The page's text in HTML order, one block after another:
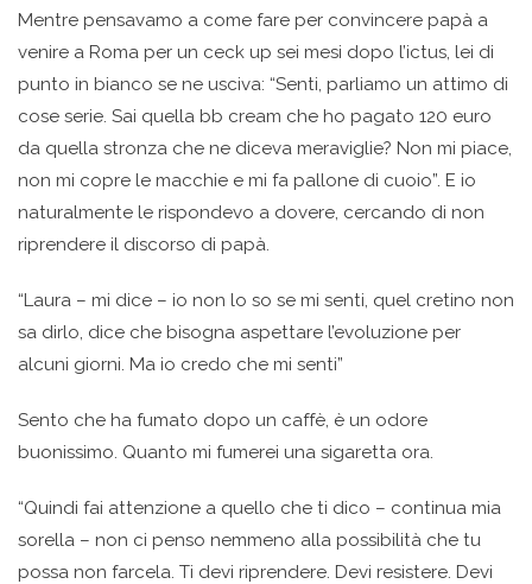
Mentre pensavamo a come fare per convincere papà a
venire a Roma per un ceck up sei mesi dopo l’ictus, lei di
punto in bianco se ne usciva: “Senti, parliamo un attimo di
cose serie. Sai quella bb cream che ho pagato 120 euro
da quella stronza che ne diceva meraviglie? Non mi piace,
non mi copre le macchie e mi fa pallone di cuoio”. E io
naturalmente le rispondevo a dovere, cercando di non
riprendere il discorso di papà.
“Laura – mi dice – io non lo so se mi senti, quel cretino non
sa dirlo, dice che bisogna aspettare l’evoluzione per
alcuni giorni. Ma io credo che mi senti”
Sento che ha fumato dopo un caffè, è un odore
buonissimo. Quanto mi fumerei una sigaretta ora.
“Quindi fai attenzione a quello che ti dico – continua mia
sorella – non ci penso nemmeno alla possibilità che tu
possa non farcela. Ti devi riprendere. Devi resistere. Devi